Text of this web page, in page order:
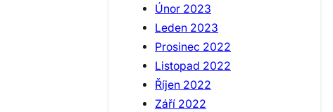
Únor 2023
Leden 2023
Prosinec 2022
Listopad 2022
Říjen 2022
Září 2022